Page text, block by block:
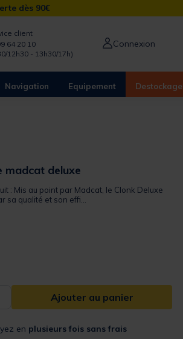
dès 90€
client
64 20 10
12h30 - 13h30/17h)
Connexion
Navigation Equipement Destockage
madcat deluxe
: Mis au point par Madcat, le Clonk Deluxe
sa qualité et son effi...
Ajouter au panier
en plusieurs fois sans frais